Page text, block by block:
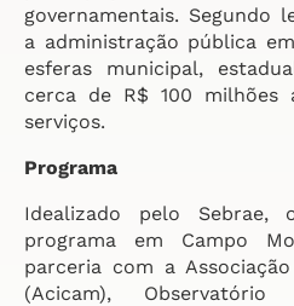
governamentais. Segundo
a administração pública
esferas municipal,
cerca de R$ 100
serviços.
Programa
Idealizado pelo Sebrae,
programa em Campo
parceria com a
(Acicam),